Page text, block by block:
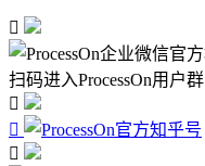

扫码进入ProcessOn用户群


